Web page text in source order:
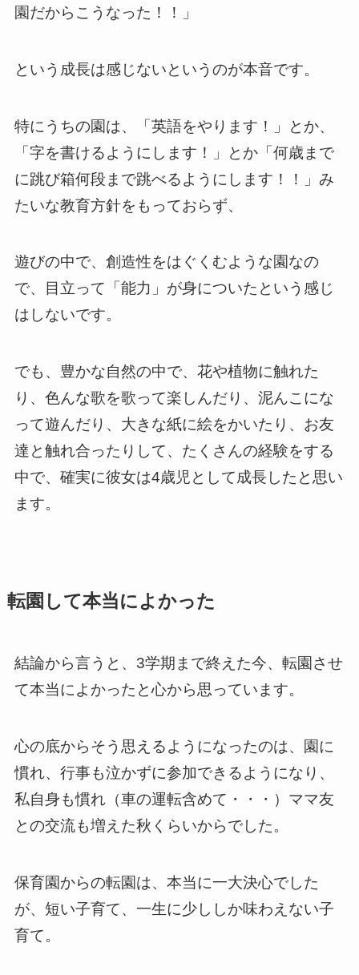
園だからこうなった！！」
という成長は感じないというのが本音です。
特にうちの園は、「英語をやります！」とか、
「字を書けるようにします！」とか「何歳まで
に跳び箱何段まで跳べるようにします！！」み
たいな教育方針をもっておらず、
遊びの中で、創造性をはぐくむような園なの
で、目立って「能力」が身についたという感じ
はしないです。
でも、豊かな自然の中で、花や植物に触れた
り、色んな歌を歌って楽しんだり、泥んこにな
って遊んだり、大きな紙に絵をかいたり、お友
達と触れ合ったりして、たくさんの経験をする
中で、確実に彼女は4歳児として成長したと思い
ます。
転園して本当によかった
結論から言うと、3学期まで終えた今、転園させ
て本当によかったと心から思っています。
心の底からそう思えるようになったのは、園に
慣れ、行事も泣かずに参加できるようになり、
私自身も慣れ（車の運転含めて・・・）ママ友
との交流も増えた秋くらいからでした。
保育園からの転園は、本当に一大決心でした
が、短い子育て、一生に少ししか味わえない子
育て。